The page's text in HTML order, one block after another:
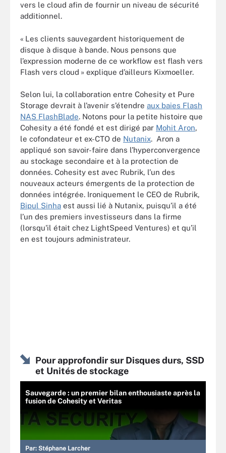
vers le cloud afin de fournir un niveau de sécurité
additionnel.
« Les clients sauvegardent historiquement de
disque à disque à bande. Nous pensons que
l’expression moderne de ce workflow est flash vers
Flash vers cloud » explique d’ailleurs Kixmoeller.
Selon lui, la collaboration entre Cohesity et Pure
Storage devrait à l’avenir s’étendre aux baies Flash
NAS FlashBlade. Notons pour la petite histoire que
Cohesity a été fondé et est dirigé par Mohit Aron,
le cofondateur et ex-CTO de Nutanix. Aron a
appliqué son savoir-faire dans l’hyperconvergence
au stockage secondaire et à la protection de
données. Cohesity est avec Rubrik, l’un des
nouveaux acteurs émergents de la protection de
données intégrée. Ironiquement le CEO de Rubrik,
Bipul Sinha est aussi lié à Nutanix, puisqu’il a été
l’un des premiers investisseurs dans la firme
(lorsqu'il était chez LightSpeed Ventures) et qu’il
en est toujours administrateur.
Pour approfondir sur Disques durs, SSD
et Unités de stockage
Sauvegarde : un premier bilan enthousiaste après la
fusion de Cohesity et Veritas
Par: Stéphane Larcher